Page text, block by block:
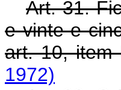
Art. 31.
e vinte e
art. 10, item
1972)